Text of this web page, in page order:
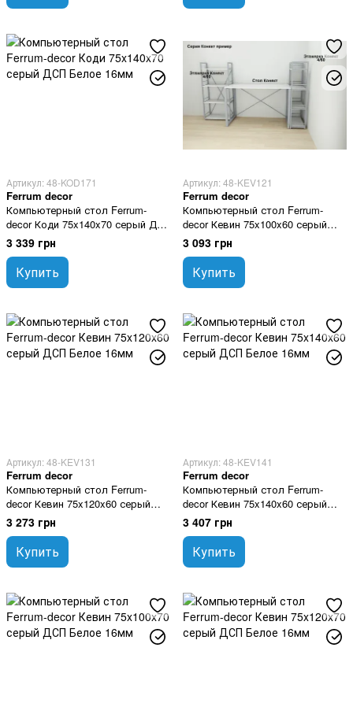
Артикул: 48-KOD171
Ferrum decor
Компьютерный стол Ferrum-
decor Коди 75x140x70 серый ДСП
Белое 16мм
3 339 грн
Купить
Артикул: 48-KEV121
Ferrum decor
Компьютерный стол Ferrum-
decor Кевин 75x100x60 серый
ДСП Белое 16мм
3 093 грн
Купить
Артикул: 48-KEV131
Ferrum decor
Компьютерный стол Ferrum-
decor Кевин 75x120x60 серый
ДСП Белое 16мм
3 273 грн
Купить
Артикул: 48-KEV141
Ferrum decor
Компьютерный стол Ferrum-
decor Кевин 75x140x60 серый
ДСП Белое 16мм
3 407 грн
Купить